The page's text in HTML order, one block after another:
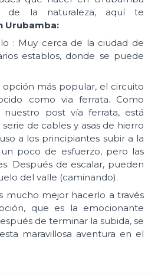
de la naturaleza, aquí te
Urubamba:
: Muy cerca de la ciudad de
establos, donde se puede
opción más popular, el circuito
como via ferrata. Como
nuestro post vía ferrata, está
de cables y asas de hierro
a los principiantes subir a la
poco de esfuerzo, pero las
Después de escalar, pueden
del valle (caminando).
mucho mejor hacerlo a través
que es la emocionante
de terminar la subida, se
maravillosa aventura en el